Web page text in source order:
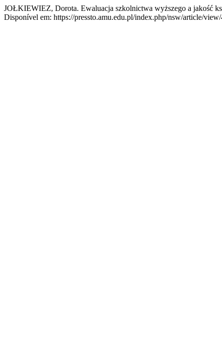
JOŁKIEWIEZ, Dorota. Ewaluacja szkolnictwa wyższego a jakość
Disponível em: https://pressto.amu.edu.pl/index.php/nsw/article/